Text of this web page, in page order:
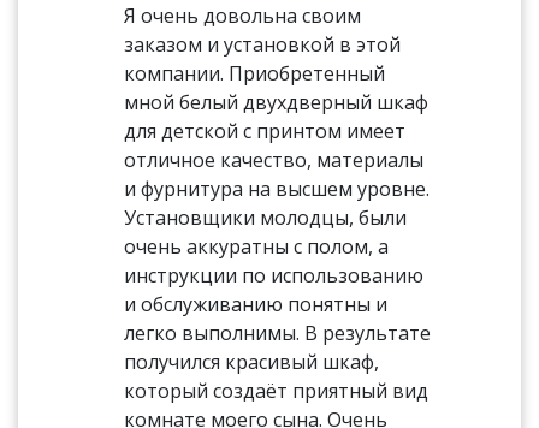
Я очень довольна своим
заказом и установкой в этой
компании. Приобретенный
мной белый двухдверный шкаф
для детской с принтом имеет
отличное качество, материалы
и фурнитура на высшем уровне.
Установщики молодцы, были
очень аккуратны с полом, а
инструкции по использованию
и обслуживанию понятны и
легко выполнимы. В результате
получился красивый шкаф,
который создаёт приятный вид
комнате моего сына. Очень